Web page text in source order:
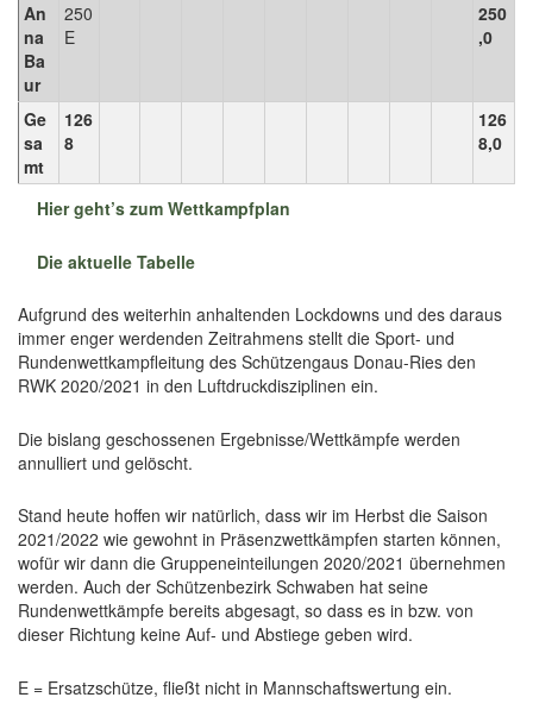
An
na
Ba
ur
250
E
250
,0
Ge
sa
mt
126
8
126
8,0
Hier geht’s zum Wettkampfplan
Die aktuelle Tabelle
Aufgrund des weiterhin anhaltenden Lockdowns und des daraus
immer enger werdenden Zeitrahmens stellt die Sport- und
Rundenwettkampfleitung des Schützengaus Donau-Ries den
RWK 2020/2021 in den Luftdruckdisziplinen ein.
Die bislang geschossenen Ergebnisse/Wettkämpfe werden
annulliert und gelöscht.
Stand heute hoffen wir natürlich, dass wir im Herbst die Saison
2021/2022 wie gewohnt in Präsenzwettkämpfen starten können,
wofür wir dann die Gruppeneinteilungen 2020/2021 übernehmen
werden. Auch der Schützenbezirk Schwaben hat seine
Rundenwettkämpfe bereits abgesagt, so dass es in bzw. von
dieser Richtung keine Auf- und Abstiege geben wird.
E = Ersatzschütze, fließt nicht in Mannschaftswertung ein.